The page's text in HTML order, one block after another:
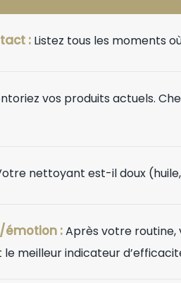
: Listez tous les moments
vos produits actuels.
nettoyant est-il doux
émotion :Après votre
le meilleur indicateur